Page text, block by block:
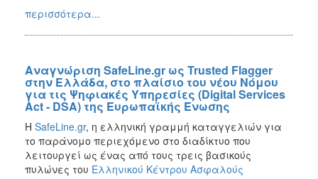
περισσότερα...
Αναγνώριση SafeLine.gr ως Trusted Flagger
στην Ελλάδα, στο πλαίσιο του νέου Νόμου
για τις Ψηφιακές Υπηρεσίες (Digital Services
Act - DSA) της Ευρωπαϊκής Ένωσης
Η SafeLine.gr, η ελληνική γραμμή καταγγελιών για
το παράνομο περιεχόμενο στο διαδίκτυο που
λειτουργεί ως ένας από τους τρεις βασικούς
πυλώνες του Ελληνικού Κέντρου Ασφαλούς